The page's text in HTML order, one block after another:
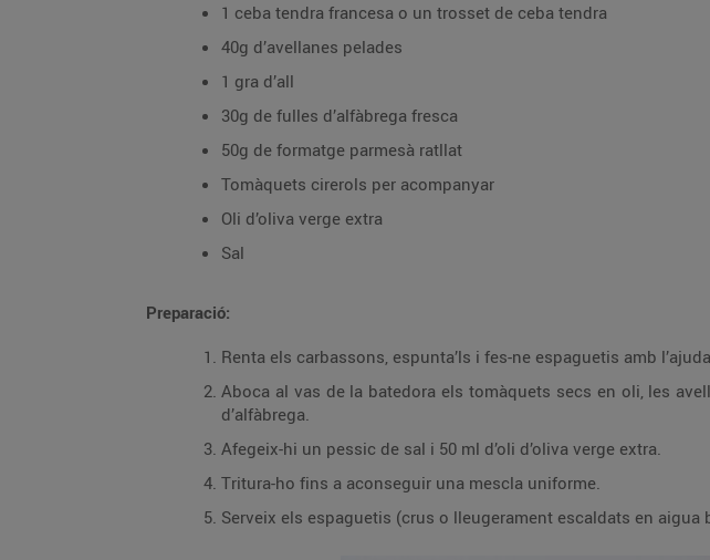
1 ceba tendra francesa o un trosset de ceba tendra
40g d’avellanes pelades
1 gra d’all
30g de fulles d’alfàbrega fresca
50g de formatge parmesà ratllat
Tomàquets cirerols per acompanyar
Oli d’oliva verge extra
Sal
Preparació:
Renta els carbassons, espunta’ls i fes-ne espaguetis amb
Aboca al vas de la batedora els tomàquets secs en oli, les
d’alfàbrega.
Afegeix-hi un pessic de sal i 50 ml d’oli d’oliva verge extra.
Tritura-ho fins a aconseguir una mescla uniforme.
Serveix els espaguetis (crus o lleugerament escaldats en